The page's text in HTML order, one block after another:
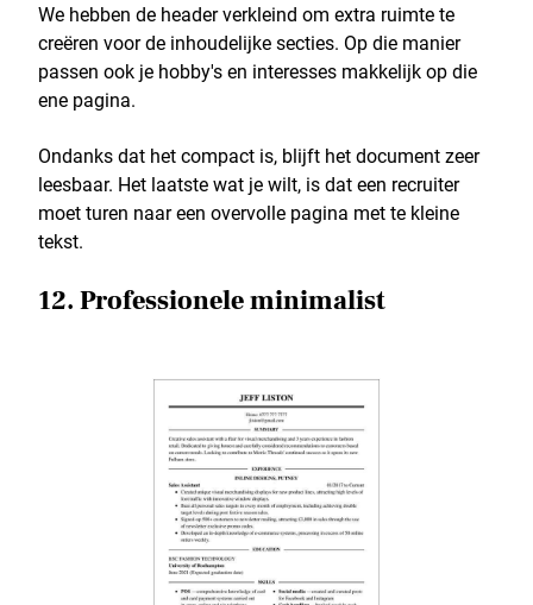
We hebben de header verkleind om extra ruimte te
creëren voor de inhoudelijke secties. Op die manier
passen ook je hobby's en interesses makkelijk op die
ene pagina.
Ondanks dat het compact is, blijft het document zeer
leesbaar. Het laatste wat je wilt, is dat een recruiter
moet turen naar een overvolle pagina met te kleine
tekst.
12. Professionele minimalist